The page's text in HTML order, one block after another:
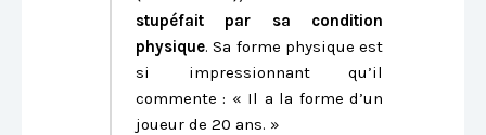
stupéfait par sa condition
physique. Sa forme physique est
si impressionnant qu’il
commente : « Il a la forme d’un
joueur de 20 ans. »